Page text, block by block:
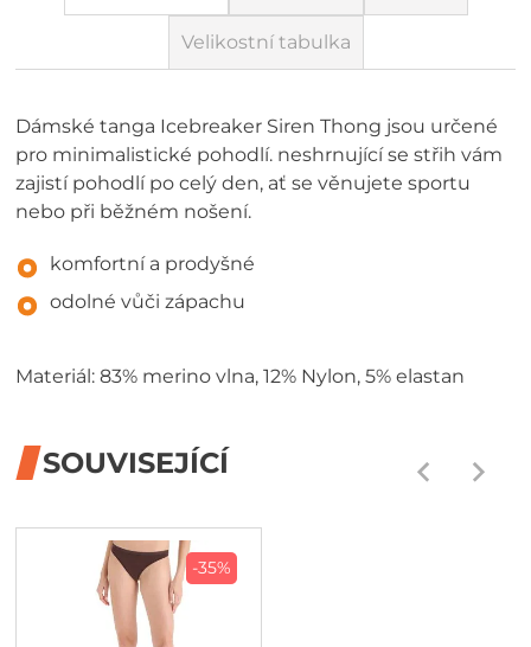
Velikostní tabulka
Dámské tanga Icebreaker Siren Thong jsou určené
pro minimalistické pohodlí. neshrnující se střih vám
zajistí pohodlí po celý den, ať se věnujete sportu
nebo při běžném nošení.
komfortní a prodyšné
odolné vůči zápachu
Materiál: 83% merino vlna, 12% Nylon, 5% elastan
SOUVISEJÍCÍ
-35%